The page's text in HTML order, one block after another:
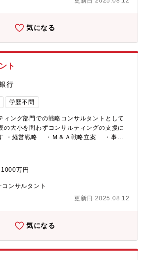
気になる
ト
行
学歴不問
ィング部門での戦略コンサルタントとして
の大小を問わずコンサルティングの支援に
業
マネジメントに対して幅広い課題解決を支
ントを束ね、プロジェクトリーダーとして
します。 【担当部署】法人営業
万円
ンサルタント
更新日 2025.08.12
気になる